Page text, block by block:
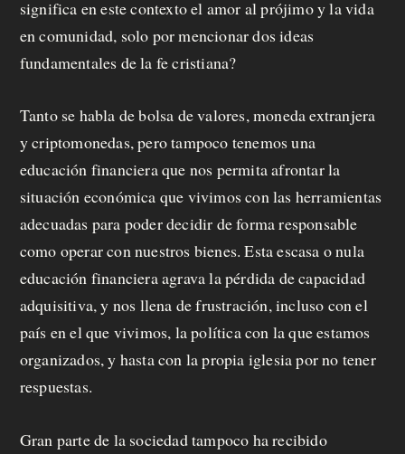
significa en este contexto el amor al prójimo y la vida
en comunidad, solo por mencionar dos ideas
fundamentales de la fe cristiana?
Tanto se habla de bolsa de valores, moneda extranjera
y criptomonedas, pero tampoco tenemos una
educación financiera que nos permita afrontar la
situación económica que vivimos con las herramientas
adecuadas para poder decidir de forma responsable
como operar con nuestros bienes. Esta escasa o nula
educación financiera agrava la pérdida de capacidad
adquisitiva, y nos llena de frustración, incluso con el
país en el que vivimos, la política con la que estamos
organizados, y hasta con la propia iglesia por no tener
respuestas.
Gran parte de la sociedad tampoco ha recibido